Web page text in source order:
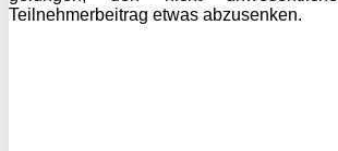
Teilnehmerbeitrag etwas abzusenken.